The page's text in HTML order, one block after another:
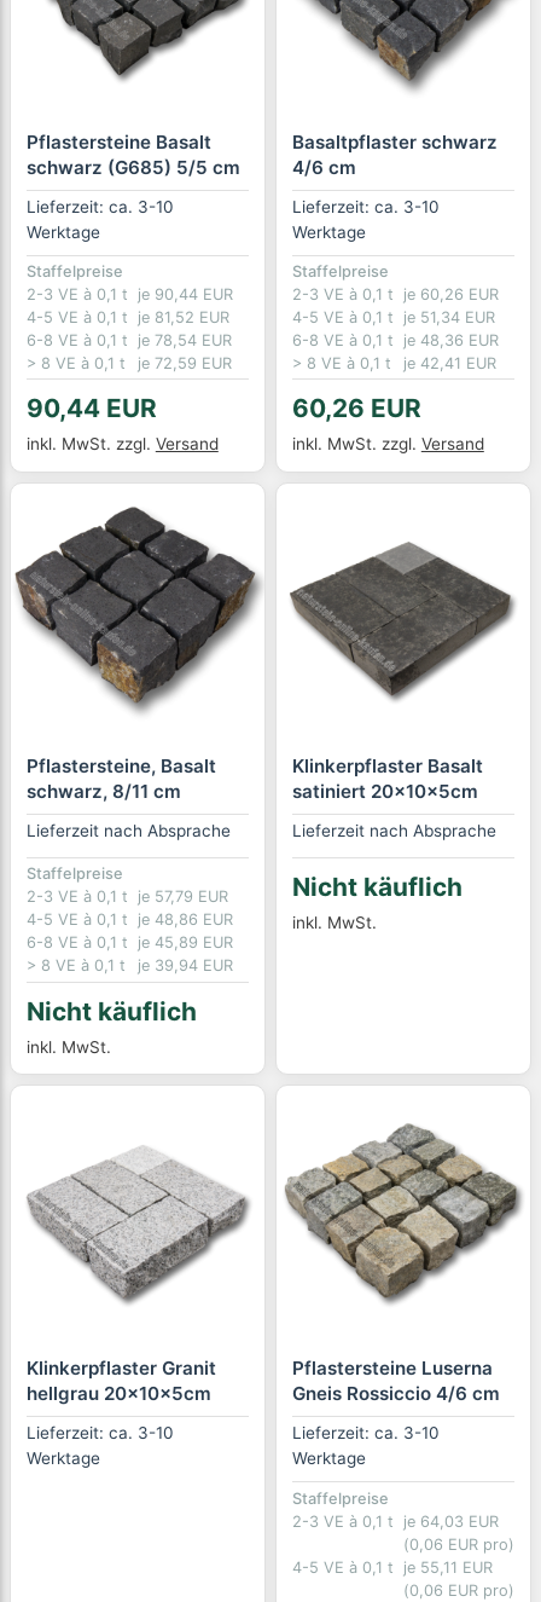
Pflastersteine Basalt
schwarz (G685) 5/5 cm
Lieferzeit: ca. 3-10
Werktage
Staffelpreise
2-3 VE à 0,1 t
je 90,44 EUR
4-5 VE à 0,1 t
je 81,52 EUR
6-8 VE à 0,1 t
je 78,54 EUR
> 8 VE à 0,1 t
je 72,59 EUR
90,44 EUR
inkl. MwSt. zzgl. Versand
Basaltpflaster schwarz
4/6 cm
Lieferzeit: ca. 3-10
Werktage
Staffelpreise
2-3 VE à 0,1 t
je 60,26 EUR
4-5 VE à 0,1 t
je 51,34 EUR
6-8 VE à 0,1 t
je 48,36 EUR
> 8 VE à 0,1 t
je 42,41 EUR
60,26 EUR
inkl. MwSt. zzgl. Versand
Pflastersteine, Basalt
schwarz, 8/11 cm
Lieferzeit nach Absprache
Staffelpreise
2-3 VE à 0,1 t
je 57,79 EUR
4-5 VE à 0,1 t
je 48,86 EUR
6-8 VE à 0,1 t
je 45,89 EUR
> 8 VE à 0,1 t
je 39,94 EUR
Nicht käuflich
inkl. MwSt.
Klinkerpflaster Basalt
satiniert 20x10x5cm
Lieferzeit nach Absprache
Nicht käuflich
inkl. MwSt.
Klinkerpflaster Granit
hellgrau 20x10x5cm
Lieferzeit: ca. 3-10
Werktage
Pflastersteine Luserna
Gneis Rossiccio 4/6 cm
Lieferzeit: ca. 3-10
Werktage
Staffelpreise
2-3 VE à 0,1 t
je 64,03 EUR
(0,06 EUR pro)
4-5 VE à 0,1 t
je 55,11 EUR
(0,06 EUR pro)